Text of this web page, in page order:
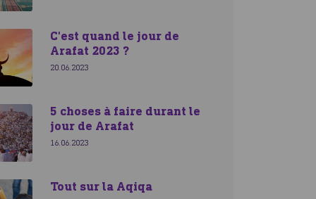
C'est quand le jour de
Arafat 2023 ?
20.06.2023
5 choses à faire durant le
jour de Arafat
16.06.2023
Tout sur la Aqiqa